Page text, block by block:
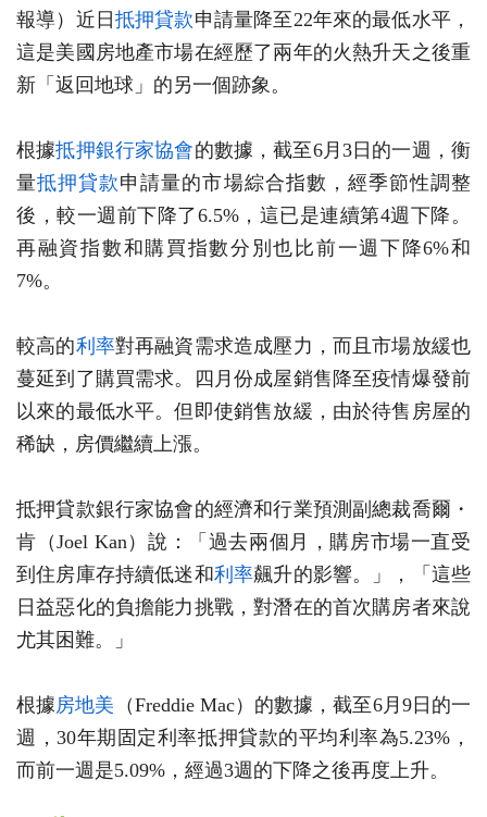
報導）近日 抵押貸款申請量降至22年來的最低水平，
這是美國房地產市場在經歷了兩年的火熱升天之後重
新「返回地球」的另一個跡象。
根據抵押銀行家協會的數據，截至6月3日的一週，衡
量抵押貸款申請量的市場綜合指數，經季節性調整
後，較一週前下降了6.5%，這已是連續第4週下降。
再融資指數和購買指數分別也比前一週下降6%和
7%。
較高的利率對再融資需求造成壓力，而且市場放緩也
蔓延到了購買需求。四月份成屋銷售降至疫情爆發前
以來的最低水平。但即使銷售放緩，由於待售房屋的
稀缺，房價繼續上漲。
抵押貸款銀行家協會的經濟和行業預測副總裁喬爾・
肯（Joel Kan）說：「過去兩個月，購房市場一直受
到住房庫存持續低迷和利率飆升的影響。」，「這些
日益惡化的負擔能力挑戰，對潛在的首次購房者來說
尤其困難。」
根據房地美 （Freddie Mac）的數據，截至6月9日的一
週，30年期固定利率抵押貸款的平均利率為5.23%，
而前一週是5.09%，經過3週的下降之後再度上升。